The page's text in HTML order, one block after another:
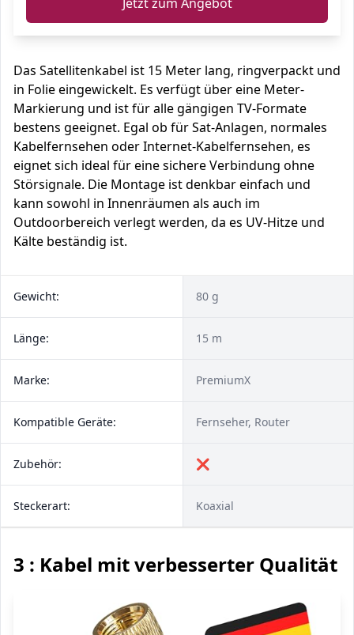
Das Satellitenkabel ist 15 Meter lang, ringverpackt und
in Folie eingewickelt. Es verfügt über eine Meter-
Markierung und ist für alle gängigen TV-Formate
bestens geeignet. Egal ob für Sat-Anlagen, normales
Kabelfernsehen oder Internet-Kabelfernsehen, es
eignet sich ideal für eine sichere Verbindung ohne
Störsignale. Die Montage ist denkbar einfach und
kann sowohl in Innenräumen als auch im
Outdoorbereich verlegt werden, da es UV-Hitze und
Kälte beständig ist.
Gewicht: 80 g
Länge: 15 m
Marke: PremiumX
Kompatible Geräte: Fernseher, Router
Zubehör: ❌
Steckerart: Koaxial
3 : Kabel mit verbesserter Qualität